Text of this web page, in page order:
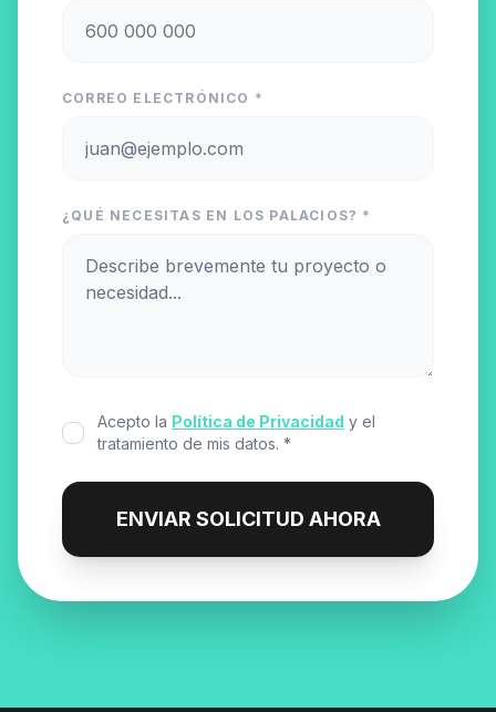
CORREO ELECTRÓNICO *
¿QUÉ NECESITAS EN LOS PALACIOS? *
Acepto la Política de Privacidad y el
tratamiento de mis datos. *
ENVIAR SOLICITUD AHORA